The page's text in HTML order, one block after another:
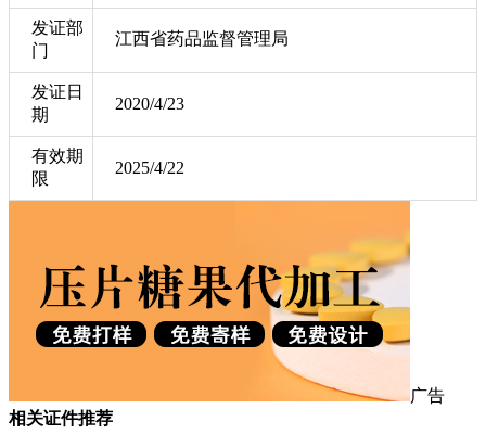
发证部
门
江西省药品监督管理局
发证日
期
2020/4/23
有效期
限
2025/4/22
广告
相关证件推荐